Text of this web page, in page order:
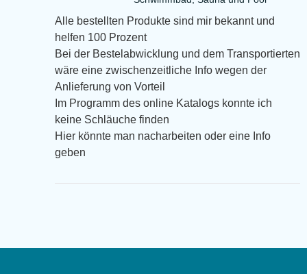
Alle bestellten Produkte sind mir bekannt und
helfen 100 Prozent
Bei der Bestelabwicklung und dem Transportierten
wäre eine zwischenzeitliche Info wegen der
Anlieferung von Vorteil
Im Programm des online Katalogs konnte ich
keine Schläuche finden
Hier könnte man nacharbeiten oder eine Info
geben